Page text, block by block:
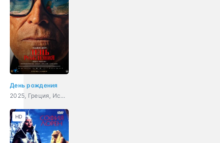
День рождения
2025, Греция, Испания, Великобритания, Нидерланды, драма
HD